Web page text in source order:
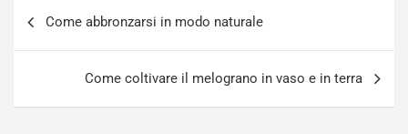
Come abbronzarsi in modo naturale
Come coltivare il melograno in vaso e in terra